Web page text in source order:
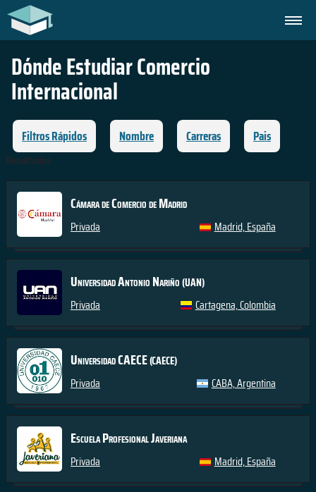
Dónde EstudiarComercio
Internacional
Filtros Rápidos Nombre Carreras Pais
Resultados
Cámara de Comercio de Madrid
Privada Madrid, España
Universidad Antonio Nariño(UAN)
Privada Cartagena, Colombia
Universidad CAECE(CAECE)
Privada CABA, Argentina
Escuela Profesional Javeriana
Privada Madrid, España